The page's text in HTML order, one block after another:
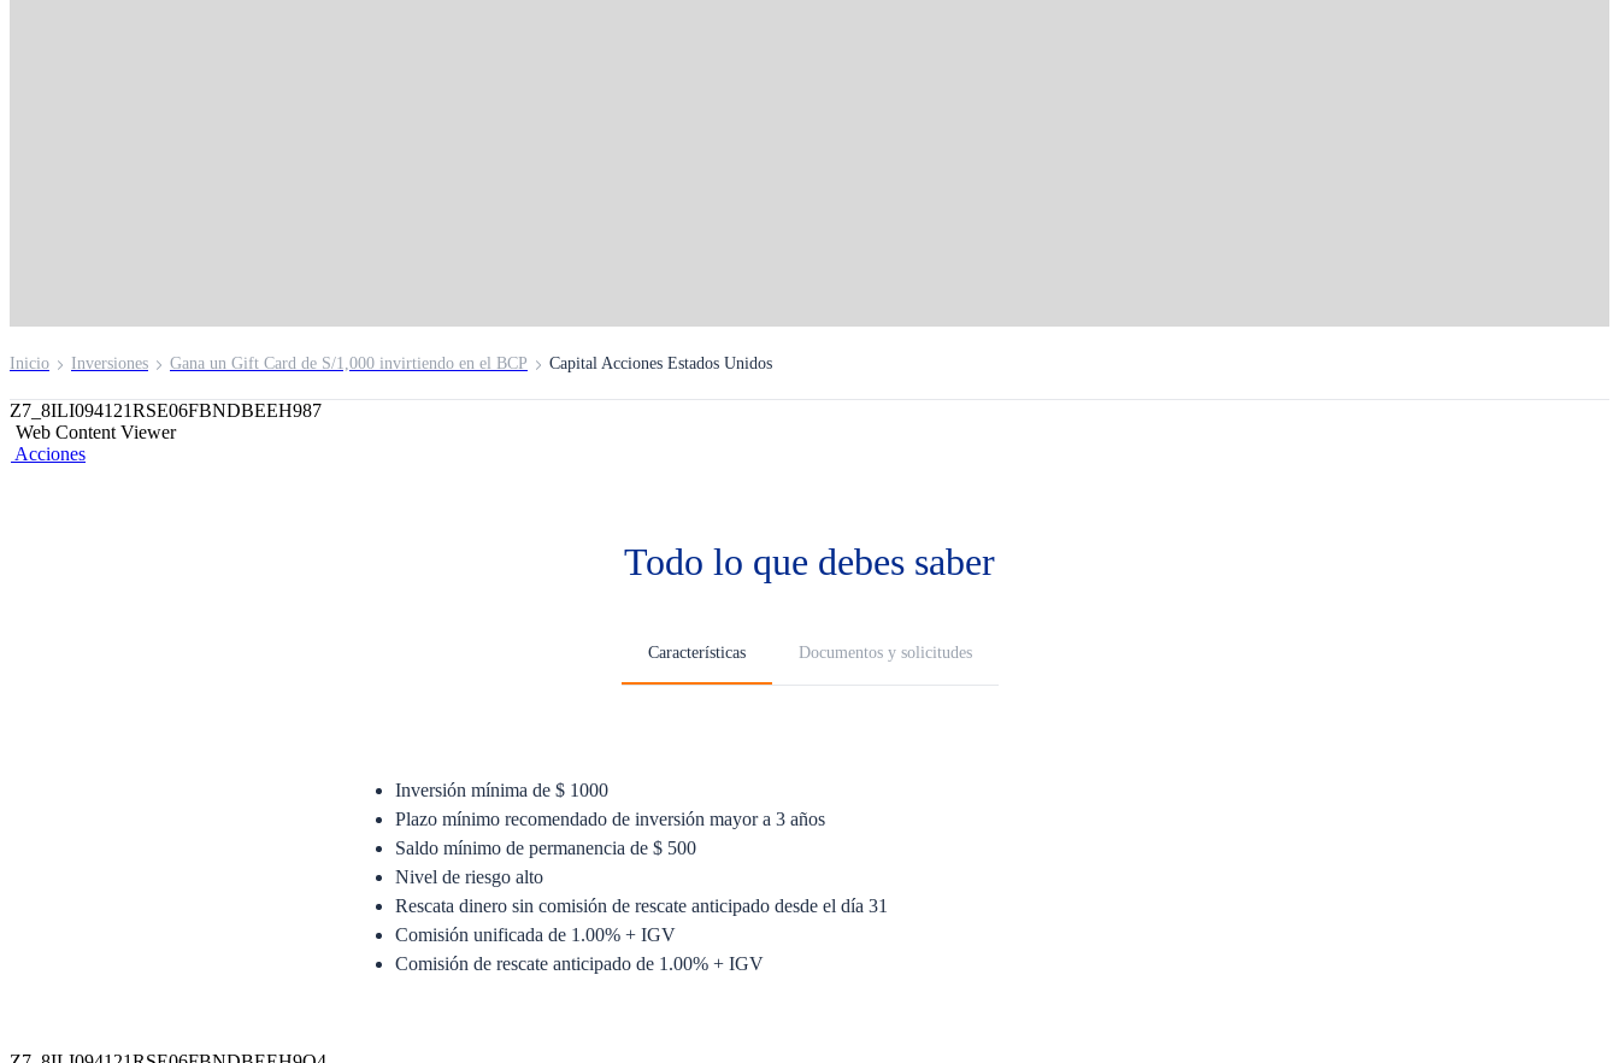
Inicio Inversiones Gana un Gift Card de S/1,000 invirtiendo en el BCP Capital Acciones Estados Unidos
Z7_8ILI094121RSE06FBNDBEEH987
Web Content Viewer
Acciones
Todo lo que debes saber
Características Documentos y solicitudes
Inversión mínima de $ 1000
Plazo mínimo recomendado de inversión mayor a 3 años
Saldo mínimo de permanencia de $ 500
Nivel de riesgo alto
Rescata dinero sin comisión de rescate anticipado desde el día 31
Comisión unificada de 1.00% + IGV
Comisión de rescate anticipado de 1.00% + IGV